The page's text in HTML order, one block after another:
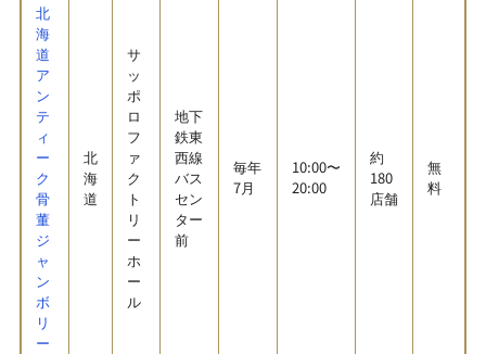
北
海
道
ア
ン
テ
ィ
ー
ク
骨
董
ジ
ャ
ン
ボ
リ
ー
北
海
道
サ
ッ
ポ
ロ
フ
ァ
ク
ト
リ
ー
ホ
ー
ル
地下
鉄東
西線
バス
セン
ター
前
毎年
7月
10:00〜
20:00
約
180
店舗
無
料